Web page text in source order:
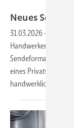
Neues
31.03.2026 -
Handwerker die
Sendeformat „Ab in
eines Privatsenders
handwerkliches